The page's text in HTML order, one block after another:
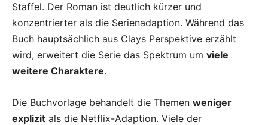
Staffel. Der Roman ist deutlich kürzer und
konzentrierter als die Serienadaption. Während das
Buch hauptsächlich aus Clays Perspektive erzählt
wird, erweitert die Serie das Spektrum um viele
weitere Charaktere.
Die Buchvorlage behandelt die Themen weniger
explizit als die Netflix-Adaption. Viele der